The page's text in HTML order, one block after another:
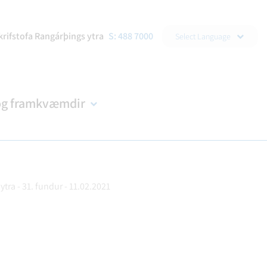
framkvæmdir
Rangárþings ytra S: 488 7000 Select Language
- 31. fundur - 11.02.2021